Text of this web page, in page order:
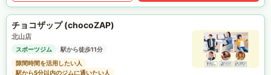
チョコザップ (chocoZAP)
北山店
スポーツジム
駅から徒歩11分
隙間時間を活用したい人
駅から5分以内のジムに通いたい人